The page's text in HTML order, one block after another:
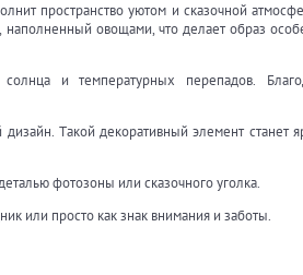
пространство уютом и сказочной
овощами, что делает образ
и температурных перепадов.
Такой декоративный элемент станет
фотозоны или сказочного уголка.
или просто как знак внимания и заботы.